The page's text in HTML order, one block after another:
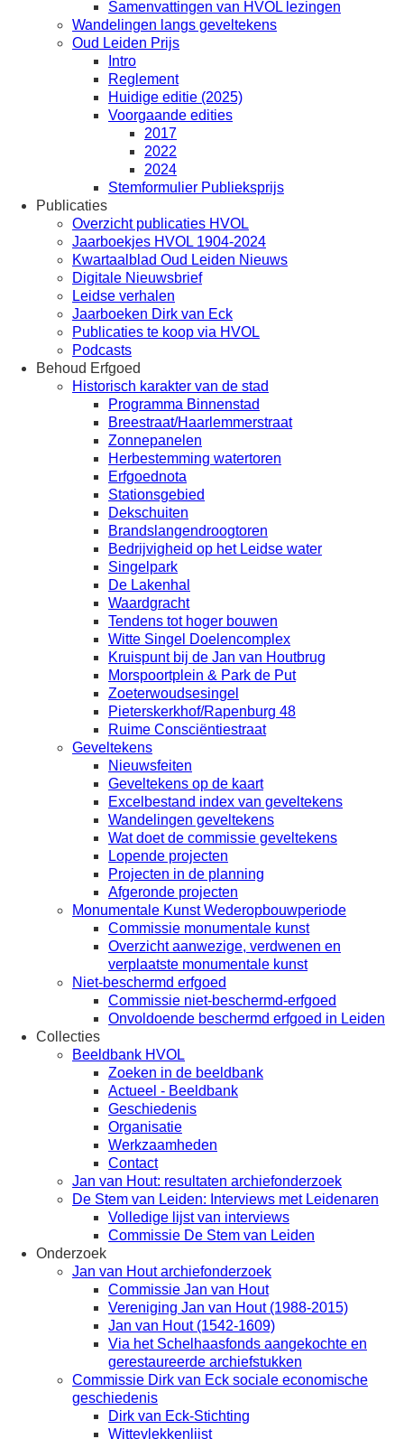
Samenvattingen van HVOL lezingen
Wandelingen langs geveltekens
Oud Leiden Prijs
Intro
Reglement
Huidige editie (2025)
Voorgaande edities
2017
2022
2024
Stemformulier Publieksprijs
Publicaties
Overzicht publicaties HVOL
Jaarboekjes HVOL 1904-2024
Kwartaalblad Oud Leiden Nieuws
Digitale Nieuwsbrief
Leidse verhalen
Jaarboeken Dirk van Eck
Publicaties te koop via HVOL
Podcasts
Behoud Erfgoed
Historisch karakter van de stad
Programma Binnenstad
Breestraat/Haarlemmerstraat
Zonnepanelen
Herbestemming watertoren
Erfgoednota
Stationsgebied
Dekschuiten
Brandslangendroogtoren
Bedrijvigheid op het Leidse water
Singelpark
De Lakenhal
Waardgracht
Tendens tot hoger bouwen
Witte Singel Doelencomplex
Kruispunt bij de Jan van Houtbrug
Morspoortplein & Park de Put
Zoeterwoudsesingel
Pieterskerkhof/Rapenburg 48
Ruime Consciëntiestraat
Geveltekens
Nieuwsfeiten
Geveltekens op de kaart
Excelbestand index van geveltekens
Wandelingen geveltekens
Wat doet de commissie geveltekens
Lopende projecten
Projecten in de planning
Afgeronde projecten
Monumentale Kunst Wederopbouwperiode
Commissie monumentale kunst
Overzicht aanwezige, verdwenen en
verplaatste monumentale kunst
Niet-beschermd erfgoed
Commissie niet-beschermd-erfgoed
Onvoldoende beschermd erfgoed in Leiden
Collecties
Beeldbank HVOL
Zoeken in de beeldbank
Actueel - Beeldbank
Geschiedenis
Organisatie
Werkzaamheden
Contact
Jan van Hout: resultaten archiefonderzoek
De Stem van Leiden: Interviews met Leidenaren
Volledige lijst van interviews
Commissie De Stem van Leiden
Onderzoek
Jan van Hout archiefonderzoek
Commissie Jan van Hout
Vereniging Jan van Hout (1988-2015)
Jan van Hout (1542-1609)
Via het Schelhaasfonds aangekochte en
gerestaureerde archiefstukken
Commissie Dirk van Eck sociale economische
geschiedenis
Dirk van Eck-Stichting
Wittevlekkenlijst